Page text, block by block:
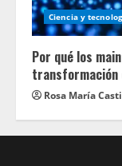
Ciencia y
Por qué los
transformación
Rosa María